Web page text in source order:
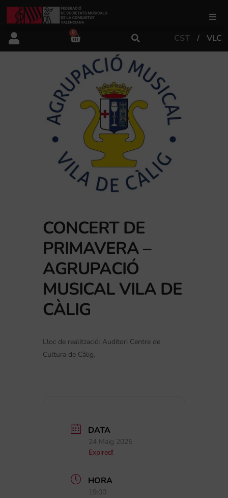
FSMCV
Àrea de gestió
Àrea educativa
Àrea Artística
0
CST VLC
CONCERT DE
PRIMAVERA –
AGRUPACIÓ
MUSICAL VILA DE
CÀLIG
Lloc de realització: Auditori Centre de
Cultura de Càlig.
DATA
24 Maig 2025
Expired!
HORA
19:00